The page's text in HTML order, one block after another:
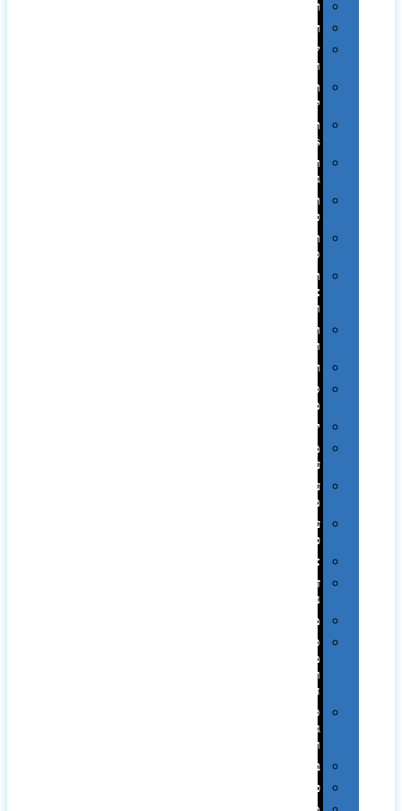
רטרו
רכב
שעונים
ומסגרות
תיקים
לכנסים
תיקי
Swiss
תיקי
תיקי
טיולים
תיקי
ספורט
תיקי
ומכתביות
תערוכות
וכנסים
רמקולים
סוכריות
ממותגות
יודאיקה
מארזי
עטים
עטי
מתכת
עטי
פלסטיק
אוזניות
זכרונות
ניידים
מפצלים
סביבת
מחשב
וציוד
היקפי
סוללות
גיבוי
ומטענים
ביגוד
כובעים